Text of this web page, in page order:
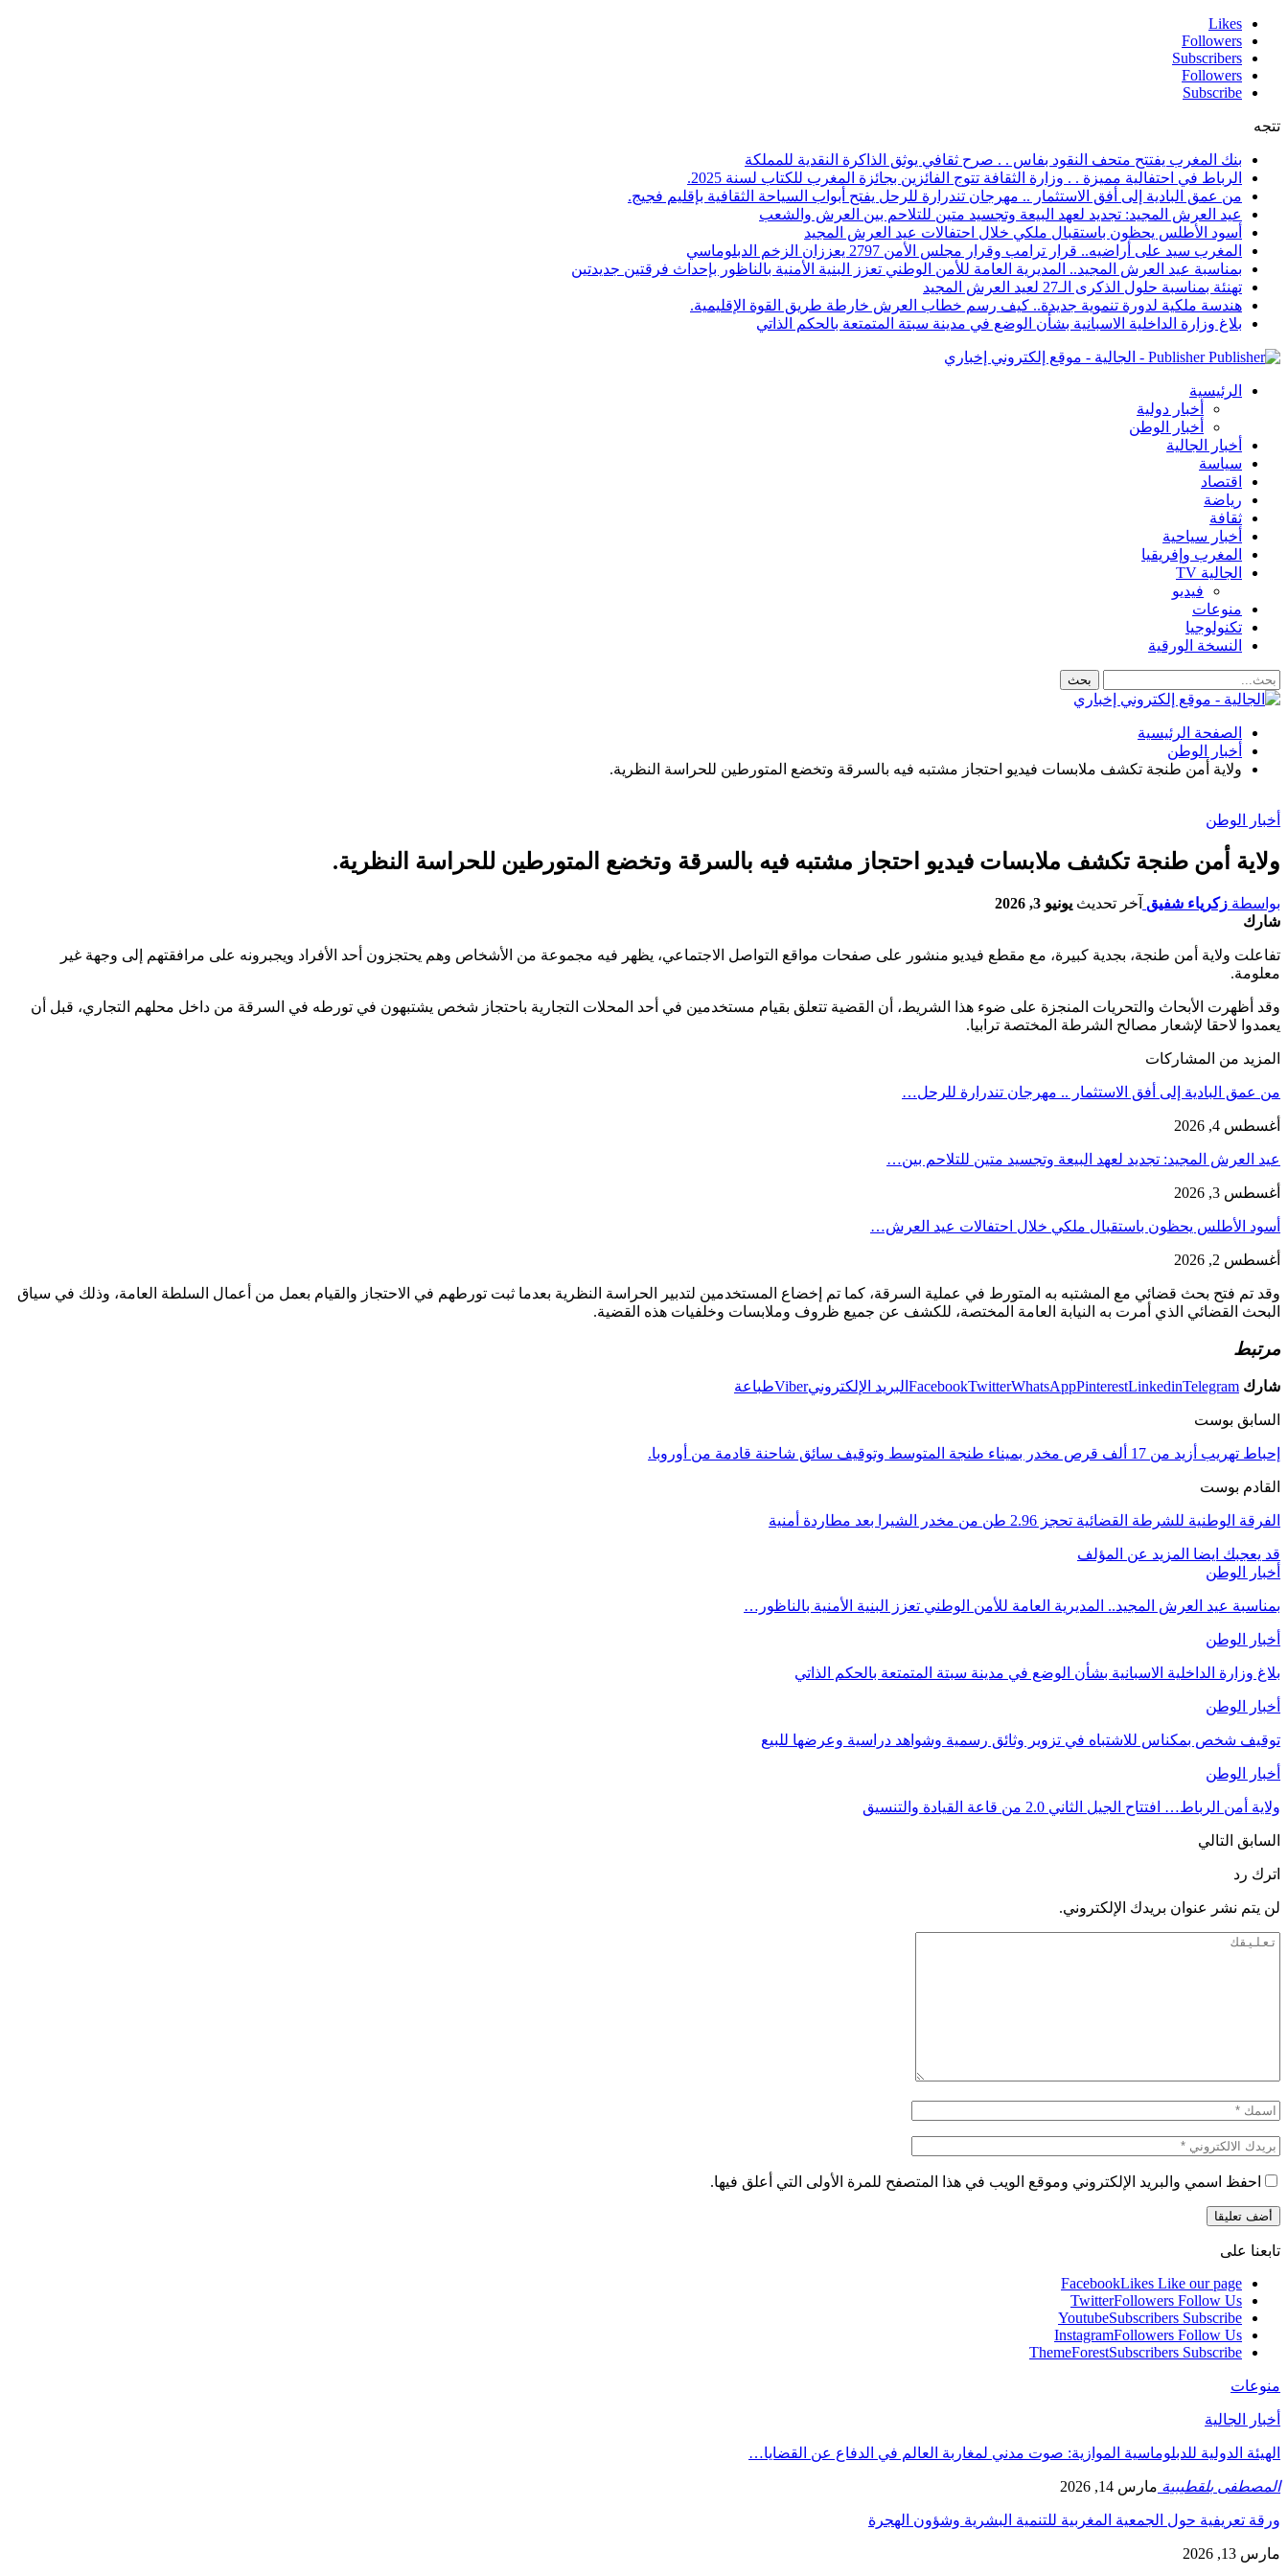
Likes
Followers
Subscribers
Followers
Subscribe
تتجه
بنك المغرب يفتتح متحف النقود بفاس . . صرح ثقافي يوثق الذاكرة النقدية للمملكة
الرباط في احتفالية مميزة . . وزارة الثقافة تتوج الفائزين بجائزة المغرب للكتاب لسنة 2025.
من عمق البادية إلى أفق الاستثمار .. مهرجان تندرارة للرحل يفتح أبواب السياحة الثقافية بإقليم فجيج.
عيد العرش المجيد: تجديد لعهد البيعة وتجسيد متين للتلاحم بين العرش والشعب
أسود الأطلس يحظون باستقبال ملكي خلال احتفالات عيد العرش المجيد
المغرب سيد على أراضيه.. قرار ترامب وقرار مجلس الأمن 2797 يعززان الزخم الدبلوماسي
بمناسبة عيد العرش المجيد.. المديرية العامة للأمن الوطني تعزز البنية الأمنية بالناظور بإحداث فرقتين جديدتين
تهنئة بمناسبة حلول الذكرى الـ27 لعيد العرش المجيد
هندسة ملكية لدورة تنموية جديدة.. كيف رسم خطاب العرش خارطة طريق القوة الإقليمية.
بلاغ وزارة الداخلية الاسبانية بشأن الوضع في مدينة سبتة المتمتعة بالحكم الذاتي
Publisher - الجالية - موقع إلكتروني إخباري
الرئيسية
أخبار دولية
أخبار الوطن
أخبار الجالية
سياسة
اقتصاد
رياضة
ثقافة
أخبار سياحية
المغرب وإفريقيا
الجالية TV
فيديو
منوعات
تكنولوجيا
النسخة الورقية
الصفحة الرئيسية
أخبار الوطن
ولاية أمن طنجة تكشف ملابسات فيديو احتجاز مشتبه فيه بالسرقة وتخضع المتورطين للحراسة النظرية.
أخبار الوطن
ولاية أمن طنجة تكشف ملابسات فيديو احتجاز مشتبه فيه بالسرقة وتخضع المتورطين للحراسة النظرية.
بواسطة زكرياء شفيق آخر تحديث يونيو 3, 2026
شارك
تفاعلت ولاية أمن طنجة، بجدية كبيرة، مع مقطع فيديو منشور على صفحات مواقع التواصل الاجتماعي، يظهر فيه مجموعة من الأشخاص وهم يحتجزون أحد الأفراد ويجبرونه على مرافقتهم إلى وجهة غير
معلومة.
وقد أظهرت الأبحاث والتحريات المنجزة على ضوء هذا الشريط، أن القضية تتعلق بقيام مستخدمين في أحد المحلات التجارية باحتجاز شخص يشتبهون في تورطه في السرقة من داخل محلهم التجاري، قبل أن
يعمدوا لاحقا لإشعار مصالح الشرطة المختصة ترابيا.
المزيد من المشاركات
من عمق البادية إلى أفق الاستثمار .. مهرجان تندرارة للرحل…
أغسطس 4, 2026
عيد العرش المجيد: تجديد لعهد البيعة وتجسيد متين للتلاحم بين…
أغسطس 3, 2026
أسود الأطلس يحظون باستقبال ملكي خلال احتفالات عيد العرش…
أغسطس 2, 2026
وقد تم فتح بحث قضائي مع المشتبه به المتورط في عملية السرقة، كما تم إخضاع المستخدمين لتدبير الحراسة النظرية بعدما ثبت تورطهم في الاحتجاز والقيام بعمل من أعمال السلطة العامة، وذلك في سياق
البحث القضائي الذي أمرت به النيابة العامة المختصة، للكشف عن جميع ظروف وملابسات وخلفيات هذه القضية.
مرتبط
شارك FacebookTwitterWhatsAppPinterestLinkedinTelegram البريد الإلكترونيViberطباعة
السابق بوست
إحباط تهريب أزيد من 17 ألف قرص مخدر بميناء طنجة المتوسط وتوقيف سائق شاحنة قادمة من أوروبا.
القادم بوست
الفرقة الوطنية للشرطة القضائية تحجز 2.96 طن من مخدر الشيرا بعد مطاردة أمنية
قد يعجبك ايضا المزيد عن المؤلف
أخبار الوطن
بمناسبة عيد العرش المجيد.. المديرية العامة للأمن الوطني تعزز البنية الأمنية بالناظور…
أخبار الوطن
بلاغ وزارة الداخلية الاسبانية بشأن الوضع في مدينة سبتة المتمتعة بالحكم الذاتي
أخبار الوطن
توقيف شخص بمكناس للاشتباه في تزوير وثائق رسمية وشواهد دراسية وعرضها للبيع
أخبار الوطن
ولاية أمن الرباط… افتتاح الجيل الثاني 2.0 من قاعة القيادة والتنسيق
السابق التالي
اترك رد
لن يتم نشر عنوان بريدك الإلكتروني.
احفظ اسمي والبريد الإلكتروني وموقع الويب في هذا المتصفح للمرة الأولى التي أعلق فيها.
تابعنا على
FacebookLikes Like our page
TwitterFollowers Follow Us
YoutubeSubscribers Subscribe
InstagramFollowers Follow Us
ThemeForestSubscribers Subscribe
منوعات
أخبار الجالية
الهيئة الدولية للدبلوماسية الموازية: صوت مدني لمغاربة العالم في الدفاع عن القضايا…
المصطفى بلقطيبية مارس 14, 2026
ورقة تعريفية حول الجمعية المغربية للتنمية البشرية وشؤون الهجرة
مارس 13, 2026